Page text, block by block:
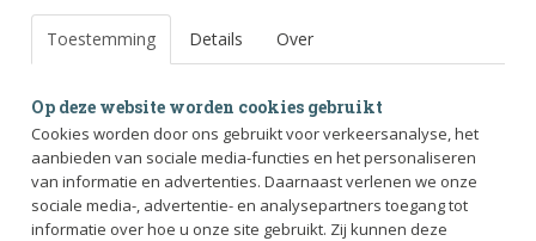
Toestemming Details Over
Op deze website worden cookies gebruikt
Cookies worden door ons gebruikt voor verkeersanalyse, het
aanbieden van sociale media-functies en het personaliseren
van informatie en advertenties. Daarnaast verlenen we onze
sociale media-, advertentie- en analysepartners toegang tot
informatie over hoe u onze site gebruikt. Zij kunnen deze